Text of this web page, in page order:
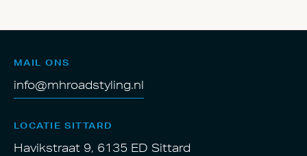
MAIL ONS
info@mhroadstyling.nl
LOCATIE SITTARD
Havikstraat 9, 6135 ED Sittard